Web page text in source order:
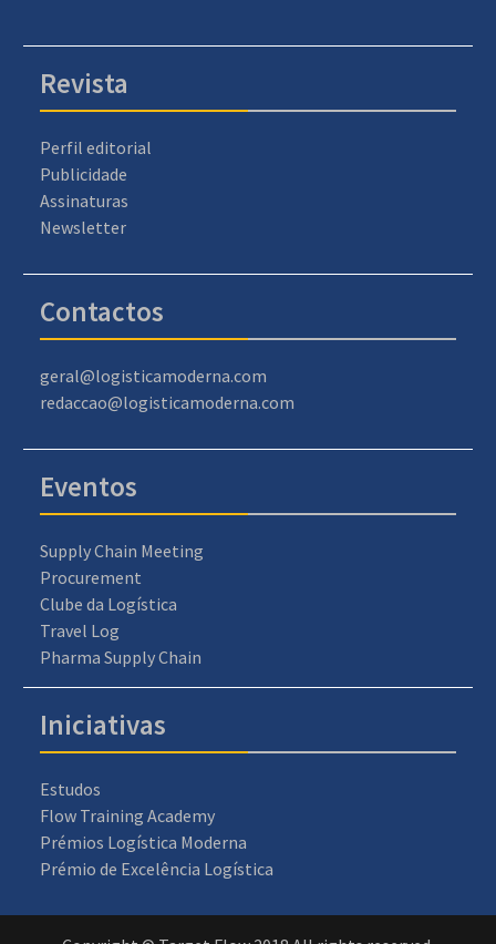
Revista
Perfil editorial
Publicidade
Assinaturas
Newsletter
Contactos
geral@logisticamoderna.com
redaccao@logisticamoderna.com
Eventos
Supply Chain Meeting
Procurement
Clube da Logística
Travel Log
Pharma Supply Chain
Iniciativas
Estudos
Flow Training Academy
Prémios Logística Moderna
Prémio de Excelência Logística